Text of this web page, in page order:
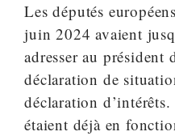
Les députés
juin 2024 avaient
adresser au
déclaration de
déclaration
étaient déjà en